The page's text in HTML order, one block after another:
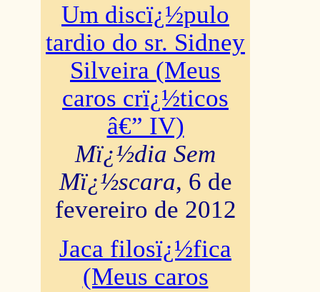
Um discï¿½pulo
tardio do sr. Sidney
Silveira (Meus
caros crï¿½ticos
â€” IV)
Mï¿½dia Sem
Mï¿½scara, 6 de
fevereiro de 2012
Jaca filosï¿½fica
(Meus caros